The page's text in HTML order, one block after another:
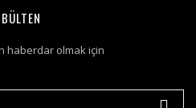
haberdar olmak için